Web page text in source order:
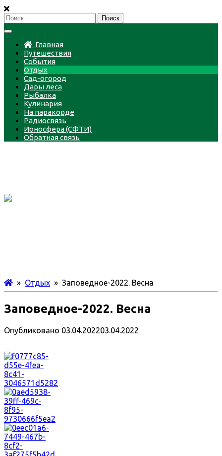
Пропустить
Найти:
Главная
Путешествия
События
Отдых
Сад-огород
Дары леса
Рыбалка
Кулинария
На паракорде
Радиосвязь
Ионосфера (СФТИ)
Обратная связь
» Отдых » Заповедное-2022. Весна
Заповедное-2022. Весна
Опубликовано 03.04.202203.04.2022